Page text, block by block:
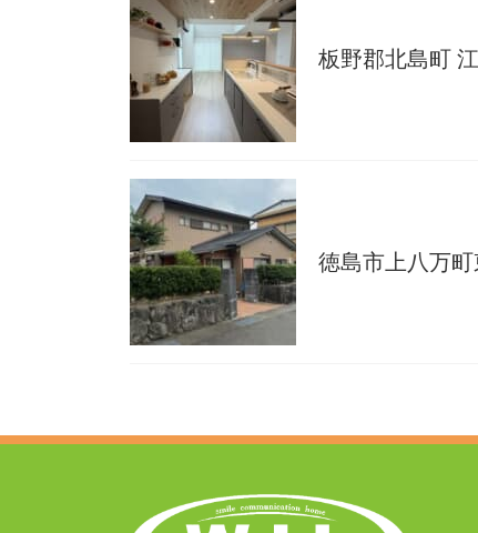
板野郡北島町
徳島市上八万町